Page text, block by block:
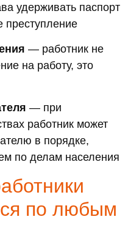
удерживать паспорт
преступление
— работник не
на работу, это
— при
работник может
в порядке,
по делам населения
по любым